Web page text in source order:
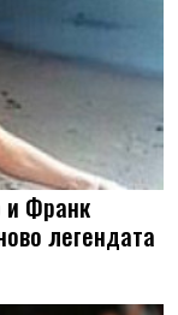
и Франк
легендата